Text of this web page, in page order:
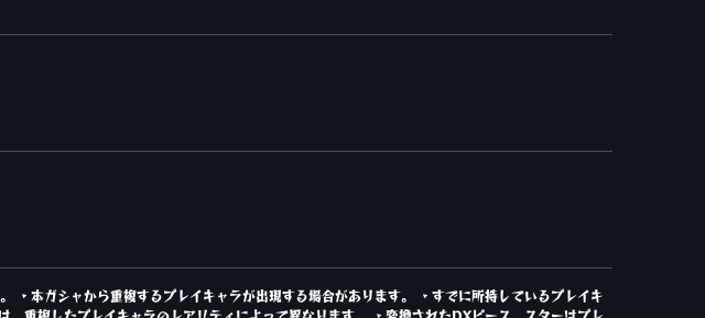
本ガシャから重複するプレイキャラが出現する場合があります。 ・すでに所持しているプレイキ